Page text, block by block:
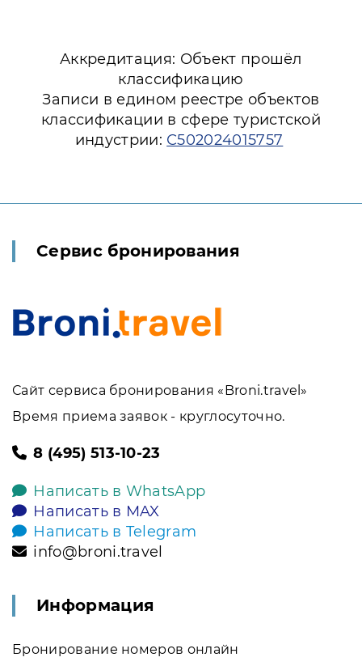
Аккредитация: Объект прошёл
классификацию
Записи в едином реестре объектов
классификации в сфере туристской
индустрии: С502024015757
Сервис бронирования
Сайт сервиса бронирования «Broni.travel»
Время приема заявок - круглосуточно.
8 (495) 513-10-23
Написать в WhatsApp
Написать в MAX
Написать в Telegram
info@broni.travel
Информация
Бронирование номеров онлайн